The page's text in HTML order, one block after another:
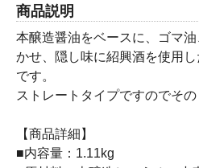
商品説明
本醸造醤油をベースに、ゴマ
かせ、隠し味に紹興酒を使用
です。
ストレートタイプですのでその
【商品詳細】
■内容量：1.11kg